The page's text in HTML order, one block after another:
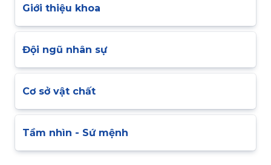
Giới thiệu khoa
Đội ngũ nhân sự
Cơ sở vật chất
Tầm nhìn - Sứ mệnh